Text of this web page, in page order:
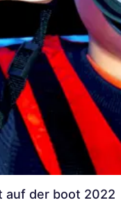
auf der boot 2022